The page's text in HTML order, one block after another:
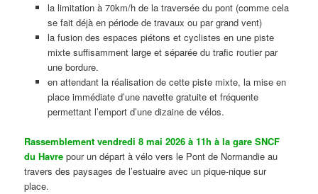
la limitation à 70km/h de la traversée du pont (comme cela
se fait déjà en période de travaux ou par grand vent)
la fusion des espaces piétons et cyclistes en une piste
mixte suffisamment large et séparée du trafic routier par
une bordure.
en attendant la réalisation de cette piste mixte, la mise en
place immédiate d’une navette gratuite et fréquente
permettant l’emport d’une dizaine de vélos.
Rassemblement vendredi 8 mai 2026 à 11h à la gare SNCF
du Havre pour un départ à vélo vers le Pont de Normandie au
travers des paysages de l’estuaire avec un pique-nique sur
place.